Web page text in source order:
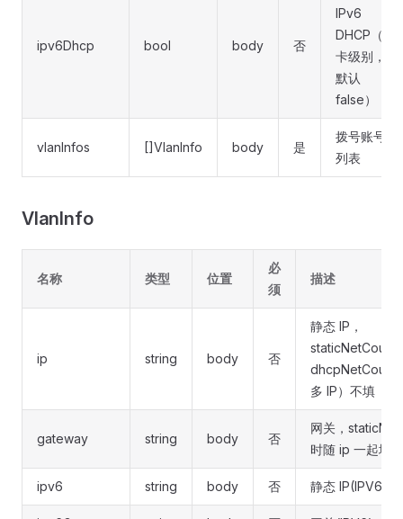
ipv6Dhcp bool body 否
IPv6
DHCP（网
卡级别，
默认
false）
vlanInfos []VlanInfo body 是
拨号账号
列表
VlanInfo
名称 类型 位置
必
须
描述
ip string body 否
静态 IP，
多 IP）不填
gateway string body 否
网关，
时随 ip 一起填写
ipv6 string body 否 静态 IP(IPV6)